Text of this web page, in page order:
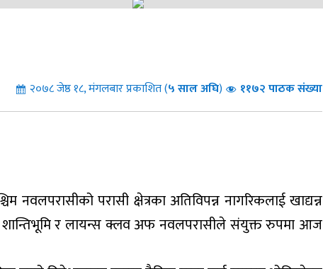
२०७८ जेष्ठ १८, मंगलबार प्रकाशित (५साल अघि) ११७२ पाठक संख्या
नवलपरासीको परासी क्षेत्रका अतिविपन्न नागरिकलाई खाद्यन्न
शान्तिभूमि र लायन्स क्लव अफ नवलपरासीले संयुक्त रुपमा आज